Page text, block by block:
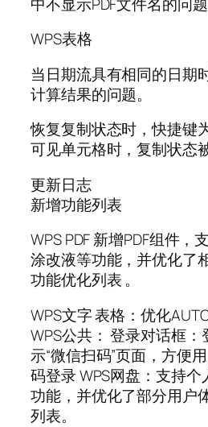
WPS表格
当日期流具有相同的日期
计算结果的问题。
恢复复制状态时，快捷键
可见单元格时，复制状态
更新日志
新增功能列表
WPS PDF 新增PDF组件，
涂改液等功能，并优化了
功能优化列表 。
WPS文字 表格：优化
WPS公共： 登录对话框
示“微信扫码”页面，方便
码登录 WPS网盘：支持
功能，并优化了部分用户
列表。